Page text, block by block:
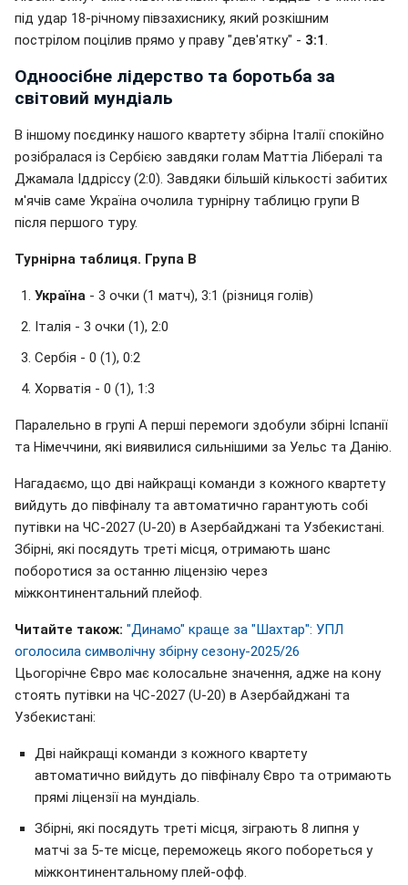
під удар 18-річному півзахиснику, який розкішним
пострілом поцілив прямо у праву "дев'ятку" - 3:1
Одноосібне лідерство та боротьба за
світовий мундіаль
В іншому поєдинку нашого квартету збірна Італії спокійно
розібралася із Сербією завдяки голам Маттіа Лібералі та
Джамала Іддріссу (2:0). Завдяки більшій кількості забитих
м'ячів саме Україна очолила турнірну таблицю групи B
після першого туру.
Турнірна таблиця. Група B
Україна - 3 очки (1 матч), 3:1 (різниця голів)
Італія - 3 очки (1), 2:0
Сербія - 0 (1), 0:2
Хорватія - 0 (1), 1:3
Паралельно в групі А перші перемоги здобули збірні Іспанії
та Німеччини, які виявилися сильнішими за Уельс та Данію.
Нагадаємо, що дві найкращі команди з кожного квартету
вийдуть до півфіналу та автоматично гарантують собі
путівки на ЧС-2027 (U-20) в Азербайджані та Узбекистані.
Збірні, які посядуть треті місця, отримають шанс
поборотися за останню ліцензію через
міжконтинентальний плейоф.
Читайте також: "Динамо" краще за "Шахтар": УПЛ
оголосила символічну збірну сезону-2025/26
Цьогорічне Євро має колосальне значення, адже на кону
стоять путівки на ЧС-2027 (U-20) в Азербайджані та
Узбекистані:
Дві найкращі команди з кожного квартету
автоматично вийдуть до півфіналу Євро та отримають
прямі ліцензії на мундіаль.
Збірні, які посядуть треті місця, зіграють 8 липня у
матчі за 5-те місце, переможець якого побореться у
міжконтинентальному плей-офф.